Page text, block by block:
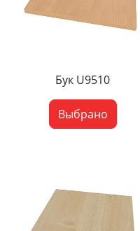
Бук U9510
Выбрано